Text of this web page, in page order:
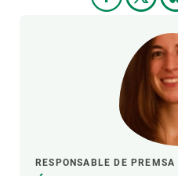
RESPONSABLE DE PREMSA